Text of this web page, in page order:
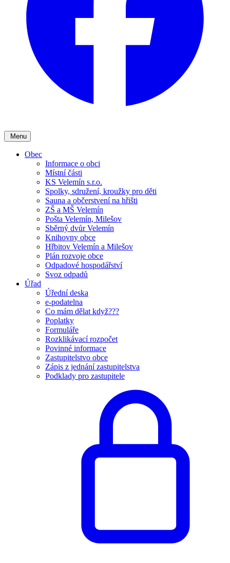
Menu
Obec
Informace o obci
Místní části
KS Velemín s.r.o.
Spolky, sdružení, kroužky pro děti
Sauna a občerstvení na hřišti
ZŠ a MŠ Velemín
Pošta Velemín, Milešov
Sběrný dvůr Velemín
Knihovny obce
Hřbitov Velemín a Milešov
Plán rozvoje obce
Odpadové hospodářství
Svoz odpadů
Úřad
Úřední deska
e-podatelna
Co mám dělat když???
Poplatky
Formuláře
Rozklikávací rozpočet
Povinné informace
Zastupitelstvo obce
Zápis z jednání zastupitelstva
Podklady pro zastupitele